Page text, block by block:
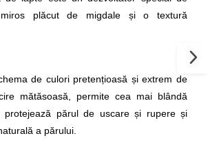
plăcut de migdale și o textură
de culori pretențioasă și extrem de
mătăsoasă, permite cea mai blândă
protejează părul de uscare și rupere și
a părului.